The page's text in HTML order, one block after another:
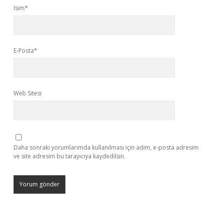
İsim*
E-Posta*
Web Sitesi
Daha sonraki yorumlarımda kullanılması için adım, e-posta adresim
ve site adresim bu tarayıcıya kaydedilsin.